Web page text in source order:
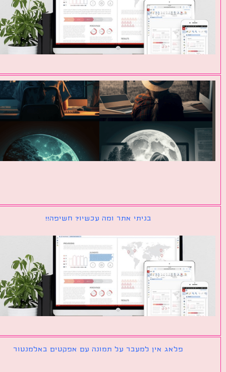
בניתי אתר ומה עכשיו? חשיפה!!
פלאג אין למעבר על תמונה עם אפקטים באלמנטור